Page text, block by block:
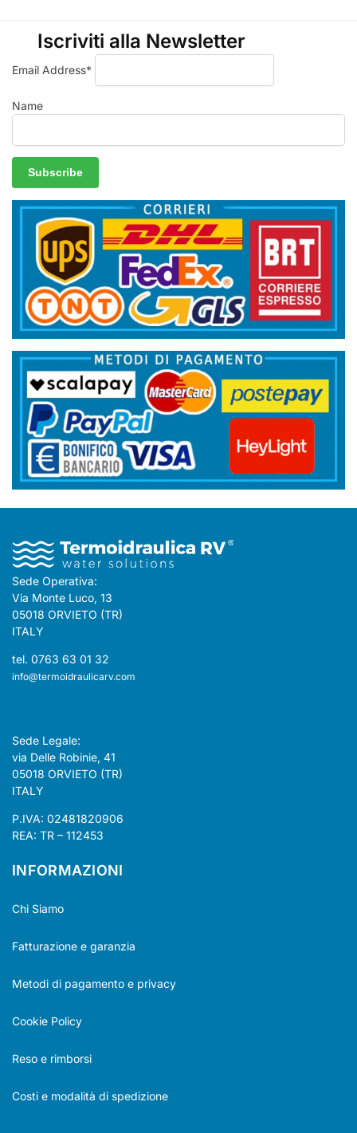
Iscriviti alla Newsletter
Email Address*
Name
Sede Operativa:
Via Monte Luco, 13
05018 ORVIETO (TR)
ITALY
tel. 0763 63 01 32
info@termoidraulicarv.com
Sede Legale:
via Delle Robinie, 41
05018 ORVIETO (TR)
ITALY
P.IVA: 02481820906
REA: TR – 112453
INFORMAZIONI
Chi Siamo
Fatturazione e garanzia
Metodi di pagamento e privacy
Cookie Policy
Reso e rimborsi
Costi e modalità di spedizione